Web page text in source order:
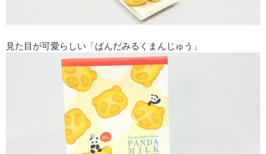
見た目が可愛らしい「ぱんだみるくまんじゅう」